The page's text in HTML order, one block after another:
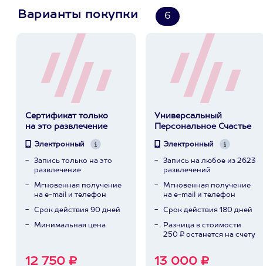
Варианты покупки 6
Сертификат только
на это развлечение
Электронный
Запись только на это
развлечение
Мгновенная получение
на e-mail и телефон
Срок действия 90 дней
Минимальная цена
12 750 ₽
Универсальный
Персональное Счастье
Электронный
Запись на любое из 2623
развлечений
Мгновенная получение
на e-mail и телефон
Срок действия 180 дней
Разница в стоимости
250 ₽ останется на счету
13 000 ₽